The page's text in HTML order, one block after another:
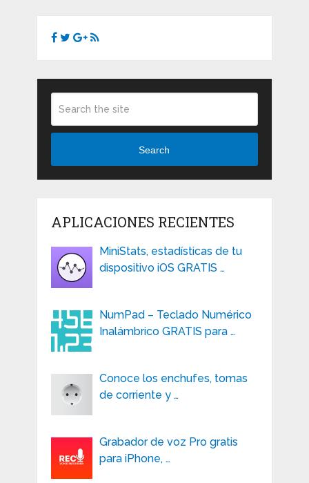
Search
APLICACIONES RECIENTES
MiniStats, estadísticas de tu
dispositivo iOS GRATIS …
NumPad – Teclado Numérico
Inalámbrico GRATIS para …
Conoce los enchufes, tomas
de corriente y …
Grabador de voz Pro gratis
para iPhone, …